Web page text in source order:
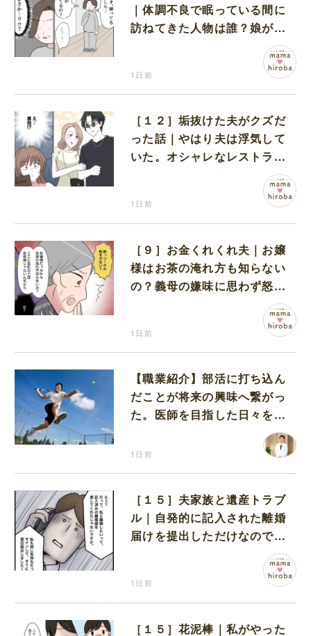
｜体調不良で眠っている間に
訪ねてきた人物は誰？娘が戻
ってきたのかと不安になる
1日前
［１２］垢抜けた夫がクズだ
った話｜やはり夫は浮気して
いた。オシャレなレストラン
1日前
［９］お金くれくれ夫｜お嬢
様はお茶の淹れ方も知らない
の？義母の嫌味に思わず怒り
1日前
【職業紹介】部活に打ち込ん
だことが将来の興味へ繋がっ
た。医師を目指した日々を振
1日前
［１５］夫家族と遺産トラブ
ル｜自発的に記入された離婚
届けを提出しただけなので、
1日前
［１５］花泥棒｜私がやった